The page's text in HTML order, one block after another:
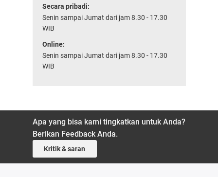
Secara pribadi:
Senin sampai Jumat dari jam 8.30 - 17.30
WIB
Online:
Senin sampai Jumat dari jam 8.30 - 17.30
WIB
Apa yang bisa kami tingkatkan untuk Anda?
Berikan Feedback Anda.
Kritik & saran